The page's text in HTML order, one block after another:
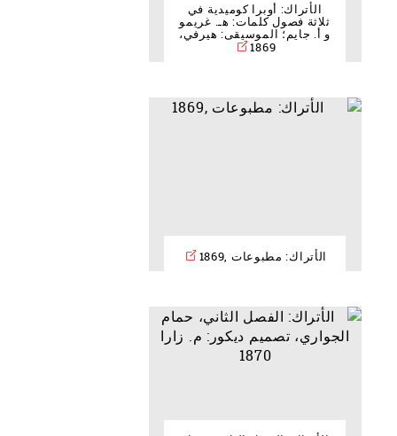
الأتراك: أوبرا كوميدية في
ثلاثة فصول كلمات: هـ. غريمو
و أ. جايم؛ الموسيقى: هيرفي،
1869
الأتراك: مطبوعات ,1869